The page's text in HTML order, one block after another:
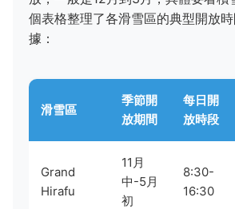
個表格整理了各滑雪區的典型開放
據：
滑雪區
季節開
放期間
每日開
放時段
Grand
Hirafu
11月
中-5月
初
8:30-
16:30